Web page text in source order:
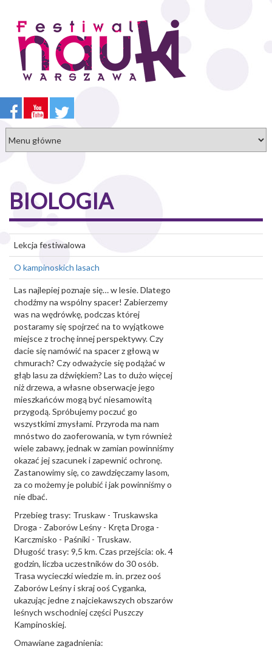
treści
BIOLOGIA
Lekcja festiwalowa
O kampinoskich lasach
Las najlepiej poznaje się… w lesie. Dlatego
chodźmy na wspólny spacer! Zabierzemy
was na wędrówkę, podczas której
postaramy się spojrzeć na to wyjątkowe
miejsce z trochę innej perspektywy. Czy
dacie się namówić na spacer z głową w
chmurach? Czy odważycie się podążać w
głąb lasu za dźwiękiem? Las to dużo więcej
niż drzewa, a własne obserwacje jego
mieszkańców mogą być niesamowitą
przygodą. Spróbujemy poczuć go
wszystkimi zmysłami. Przyroda ma nam
mnóstwo do zaoferowania, w tym również
wiele zabawy, jednak w zamian powinniśmy
okazać jej szacunek i zapewnić ochronę.
Zastanowimy się, co zawdzięczamy lasom,
za co możemy je polubić i jak powinniśmy o
nie dbać.
Przebieg trasy: Truskaw - Truskawska
Droga - Zaborów Leśny - Kręta Droga -
Karczmisko - Paśniki - Truskaw.
Długość trasy: 9,5 km. Czas przejścia: ok. 4
godzin, liczba uczestników do 30 osób.
Trasa wycieczki wiedzie m. in. przez ooś
Zaborów Leśny i skraj ooś Cyganka,
ukazując jedne z najciekawszych obszarów
leśnych wschodniej części Puszczy
Kampinoskiej.
Omawiane zagadnienia: